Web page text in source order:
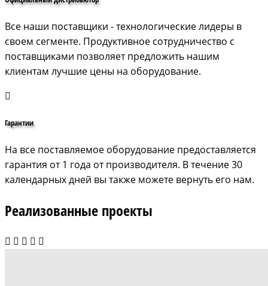
Все наши поставщики - технологические лидеры в
своем сегменте. Продуктивное сотрудничество с
поставщиками позволяет предложить нашим
клиентам лучшие цены на оборудование.
Гарантии
На все поставляемое оборудование предоставляется
гарантия от 1 года от производителя. В течение 30
календарных дней вы также можете вернуть его нам.
Реализованные проекты